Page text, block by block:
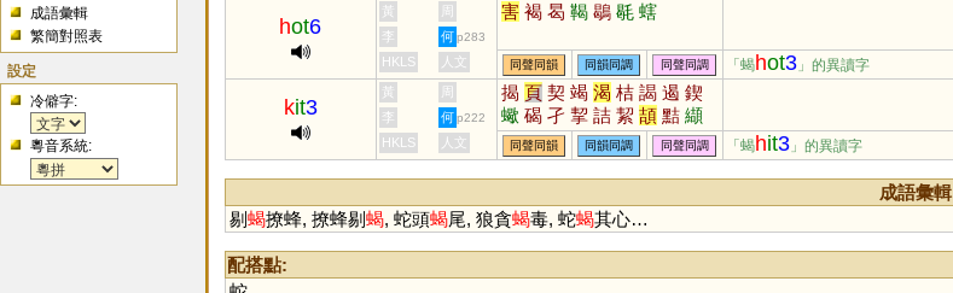
成語彙輯
繁簡對照表
設定
冷僻字:
粵音系統:
hot6
黃 周 害 褐 曷 鞨 鶡 毼 螛
李 何 p283
HKLS 人文 同聲同韻 同韻同調 同聲同調 「蝎hot3 」的異讀字
kit3
黃 周 揭 頁 契 竭 渴 桔 謁 遏 鍥
蠍 碣 孑 挈 詰 絜 頡 黠 纈
訐 擷 羯 楬 襭 朅 鐑 蝢 蛪
硈 緳 藒 鞊 洯 滊 褉 蛣 嵑
劼
李 何 p222
HKLS 人文 同聲同韻 同韻同調 同聲同調 「蝎hit3 」的異讀字
成語彙輯
剔蝎撩蜂, 撩蜂剔蝎, 蛇頭蝎尾, 狼貪蝎毒, 蛇蝎其心…
配搭點: